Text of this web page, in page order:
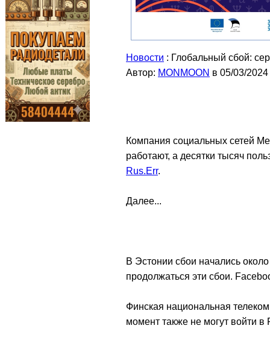
Новости : Глобальный сбой:
Автор: MONMOON в 05/03/
Компания социальных сетей
работают, а десятки тысяч
Rus.Err.
Далее...
В Эстонии сбои начались
продолжаться эти сбои.
Финская национальная
момент также не могут войти